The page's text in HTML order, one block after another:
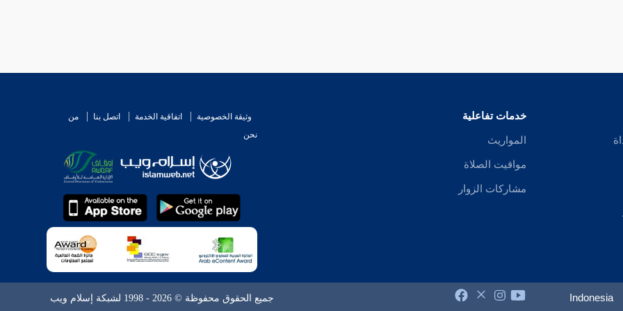
خدمات تفاعلية
المواريث
مواقيت الصلاة
مشاركات الزوار
وثيقة الخصوصية اتفاقية الخدمة اتصل بنا
من
نحن
Indonesia جميع الحقوق محفوظة © 2026 - 1998 لشبكة إسلام ويب